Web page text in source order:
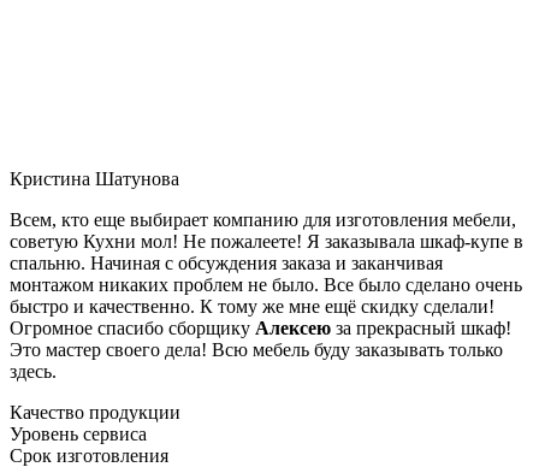
Кристина Шатунова
Всем, кто еще выбирает компанию для изготовления мебели,
советую Кухни мол! Не пожалеете! Я заказывала шкаф-купе в
спальню. Начиная с обсуждения заказа и заканчивая
монтажом никаких проблем не было. Все было сделано очень
быстро и качественно. К тому же мне ещё скидку сделали!
Огромное спасибо сборщику Алексею за прекрасный шкаф!
Это мастер своего дела! Всю мебель буду заказывать только
здесь.
Качество продукции
Уровень сервиса
Срок изготовления